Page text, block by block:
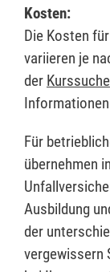
Kosten:
Die Kosten
variieren je
der Kurssuche
Für
übernehmen
Ausbildung
der
vergewissern